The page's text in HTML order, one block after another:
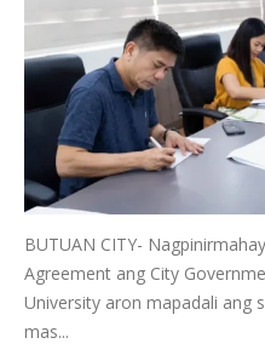
BUTUAN CITY-
Agreement ang City
University aron mapadali ang
mas...